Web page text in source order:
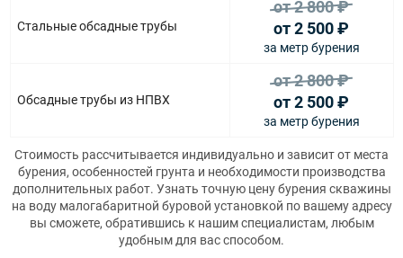
Стальные обсадные трубы
от 2 800₽
от 2 500 ₽
за метр бурения
Обсадные трубы из НПВХ
от 2 800₽
от 2 500 ₽
за метр бурения
Стоимость рассчитывается индивидуально и зависит от места
бурения, особенностей грунта и необходимости производства
дополнительных работ. Узнать точную цену бурения скважины
на воду малогабаритной буровой установкой по вашему адресу
вы сможете, обратившись к нашим специалистам, любым
удобным для вас способом.